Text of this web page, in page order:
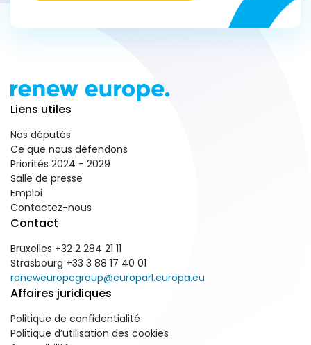
Liens utiles
Nos députés
Ce que nous défendons
Priorités 2024 - 2029
Salle de presse
Emploi
Contactez-nous
Contact
Bruxelles +32 2 284 21 11
Strasbourg +33 3 88 17 40 01
reneweuropegroup@europarl.europa.eu
Affaires juridiques
Politique de confidentialité
Politique d’utilisation des cookies